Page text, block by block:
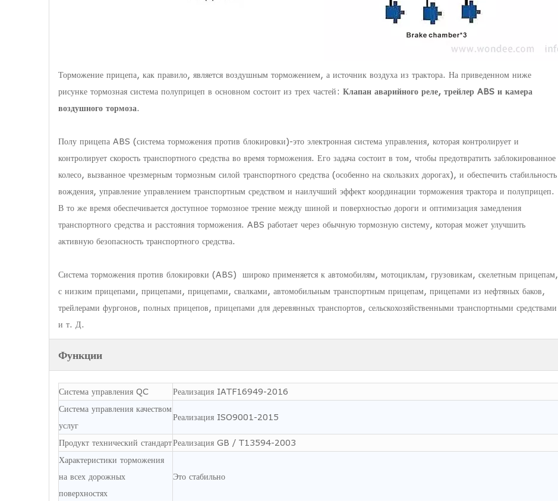
Торможение прицепа, как правило, является воздушным торможением, а источник воздуха из трактора. На приведенном ниже
рисунке тормозная система полуприцеп в основном состоит из трех частей: Клапан аварийного реле, трейлер ABS и камера
воздушного тормоза.
Полу прицепа ABS (система торможения против блокировки)-это электронная система управления, которая контролирует и
контролирует скорость транспортного средства во время торможения. Его задача состоит в том, чтобы предотвратить заблокированное
колесо, вызванное чрезмерным тормозным силой транспортного средства (особенно на скользких дорогах), и обеспечить стабильность
вождения, управление управлением транспортным средством и наилучший эффект координации торможения трактора и полуприцеп.
В то же время обеспечивается доступное тормозное трение между шиной и поверхностью дороги и оптимизация замедления
транспортного средства и расстояния торможения. ABS работает через обычную тормозную систему, которая может улучшить
активную безопасность транспортного средства.
Система торможения против блокировки (ABS) широко применяется к автомобилям, мотоциклам, грузовикам, скелетным прицепам,
с низким прицепами, прицепами, прицепами, свалками, автомобильным транспортным прицепам, прицепами из нефтяных баков,
трейлерами фургонов, полных прицепов, прицепами для деревянных транспортов, сельскохозяйственными транспортными средствами
и т. Д.
Функции
Система управления QC
Реализация IATF16949-2016
Система управления качеством
услуг
Реализация ISO9001-2015
Продукт технический стандартРеализация GB / T13594-2003
Характеристики торможения
на всех дорожных
поверхностях
Это стабильно